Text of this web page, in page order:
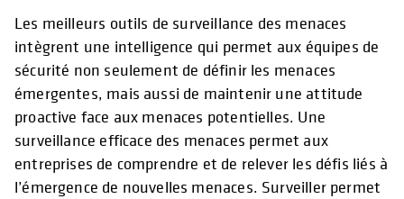
Les meilleurs outils de surveillance des menaces
intègrent une intelligence qui permet aux équipes de
sécurité non seulement de définir les menaces
émergentes, mais aussi de maintenir une attitude
proactive face aux menaces potentielles. Une
surveillance efficace des menaces permet aux
entreprises de comprendre et de relever les défis liés à
l’émergence de nouvelles menaces. Surveiller permet